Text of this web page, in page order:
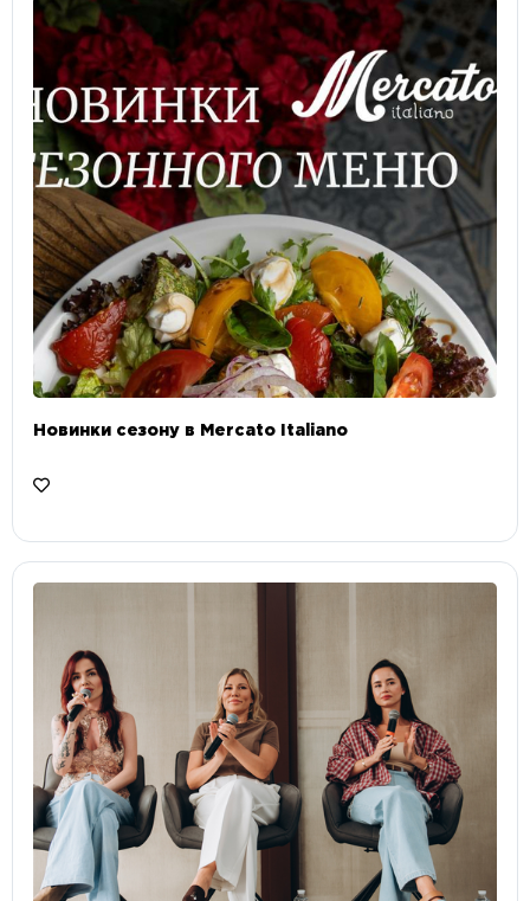
Новинки сезону в Mercato Italiano